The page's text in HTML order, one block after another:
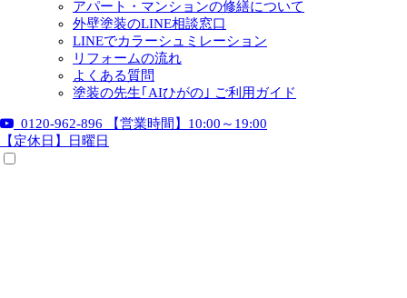
アパート・マンションの修繕について
外壁塗装のLINE相談窓口
LINEでカラーシュミレーション
リフォームの流れ
よくある質問
塗装の先生｢AIひがの｣ ご利用ガイド
0120-962-896
【営業時間】10:00～19:00
【定休日】日曜日